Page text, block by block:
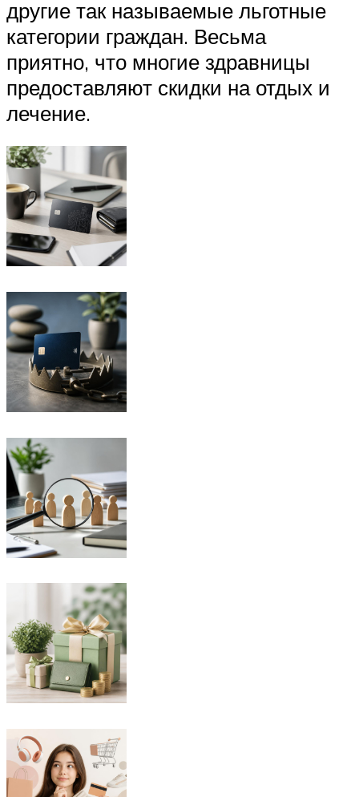
другие так называемые льготные
категории граждан. Весьма
приятно, что многие здравницы
предоставляют скидки на отдых и
лечение.